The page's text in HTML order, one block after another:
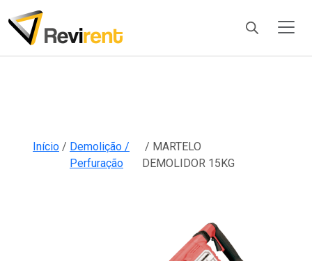
Products
search
Início / Demolição /
Perfuração
/ MARTELO
DEMOLIDOR 15KG